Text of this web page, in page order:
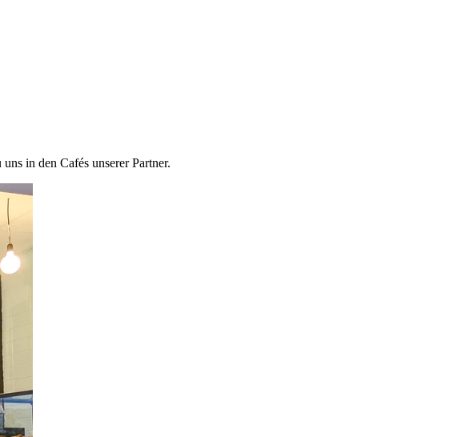
in den Cafés unserer Partner.